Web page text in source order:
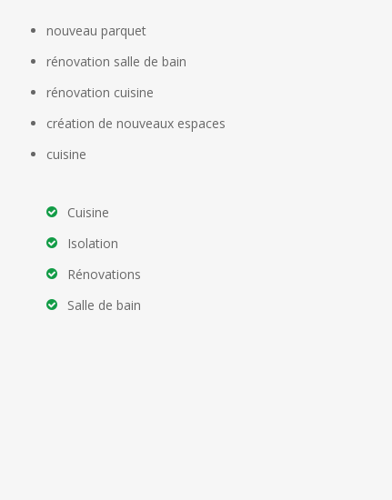
nouveau parquet
rénovation salle de bain
rénovation cuisine
création de nouveaux espaces
cuisine
Cuisine
Isolation
Rénovations
Salle de bain